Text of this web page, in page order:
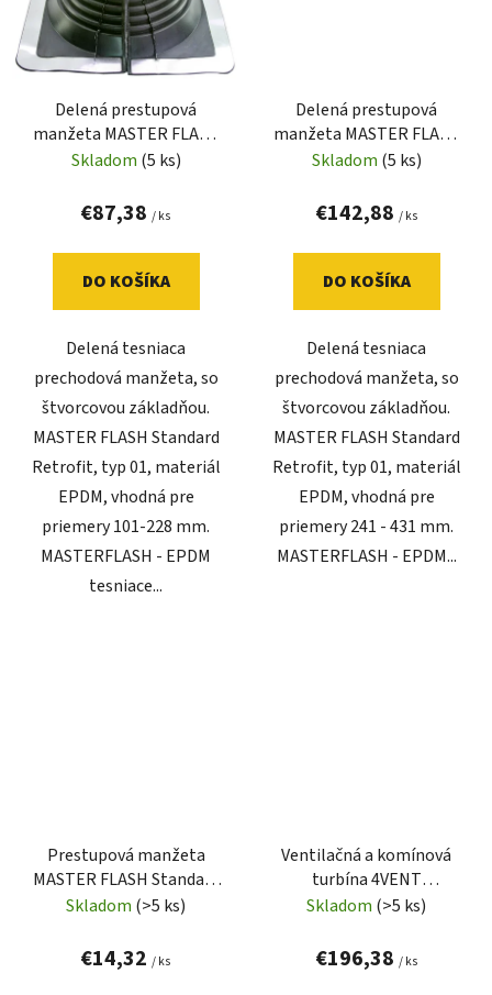
Delená prestupová
manžeta MASTER FLASH
Standard Retrofit 2 (101-
Skladom (5 ks)
€87,38 / ks
DO KOŠÍKA
Delená tesniaca
prechodová manžeta, so
štvorcovou základňou.
MASTER FLASH Standard
Retrofit, typ 01, materiál
EPDM, vhodná pre
priemery 101-228 mm.
MASTERFLASH - EPDM
tesniace...
Delená prestupová
manžeta MASTER FLASH
Standard Retrofit 3 (241-
Skladom (5 ks)
€142,88 / ks
DO KOŠÍKA
Delená tesniaca
prechodová manžeta, so
štvorcovou základňou.
MASTER FLASH Standard
Retrofit, typ 01, materiál
EPDM, vhodná pre
priemery 241 - 431 mm.
MASTERFLASH - EPDM...
Prestupová manžeta
MASTER FLASH Standard
1 (0 - 70mm)
Skladom (>5 ks)
€14,32 / ks
Ventilačná a komínová
turbína 4VENT
(BEWENT) EASY 150 + so
Skladom (>5 ks)
€196,38 / ks